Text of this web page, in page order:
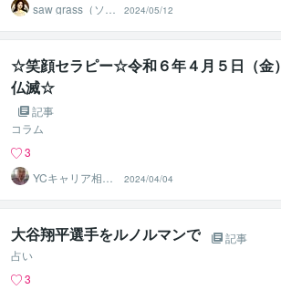
saw grass（ソー
グラス）
2024/05/12
☆笑顔セラピー☆令和６年４月５日（金）
仏滅☆
記事
コラム
3
YCキャリア相談
2024/04/04
大谷翔平選手をルノルマンで
記事
占い
3